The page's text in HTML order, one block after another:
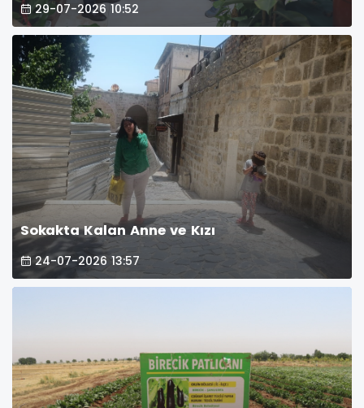
29-07-2026 10:52
Sokakta Kalan Anne ve Kızı
24-07-2026 13:57